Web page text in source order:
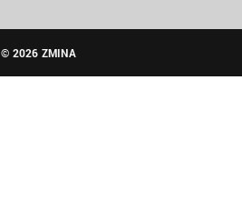
© 2026 ZMINA